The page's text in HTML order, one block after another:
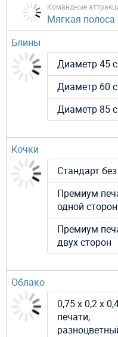
Командные
Мягкая полоса
Блины
Диаметр 45
Диаметр 60
Диаметр 85
Кочки
Стандарт
Премиум
одной
Премиум
двух сторон
Облако
0,75 х 0,2 х
печати,